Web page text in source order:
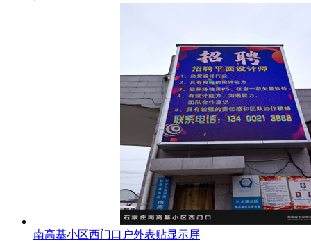
南高基小区西门口户外表贴显示屏